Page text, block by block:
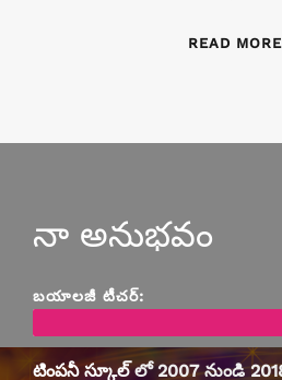
READ MORE
నా అనుభవం
బయాలజీ టీచర్:
టింపనీ స్కూల్లో 2007 నుండి